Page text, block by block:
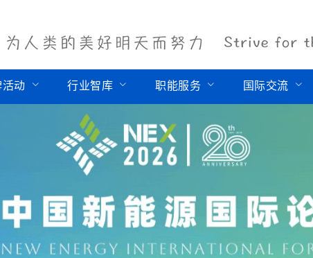
动 行业智库 职能服务 国际交流